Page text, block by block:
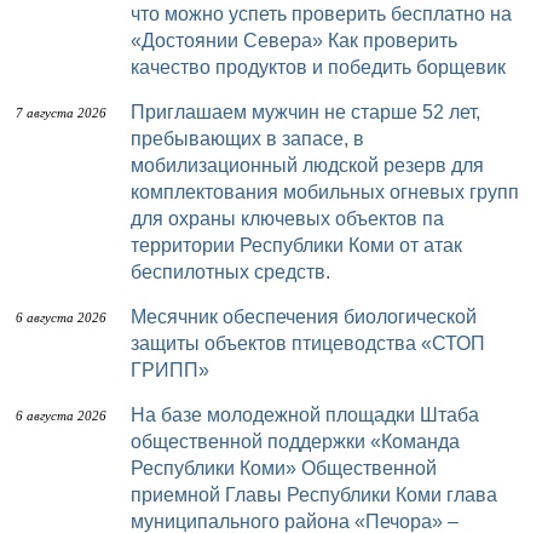
что можно успеть проверить бесплатно на
«Достоянии Севера» Как проверить
качество продуктов и победить борщевик
7 августа 2026
Приглашаем мужчин не старше 52 лет,
пребывающих в запасе, в
мобилизационный людской резерв для
комплектования мобильных огневых групп
для охраны ключевых объектов па
территории Республики Коми от атак
беспилотных средств.
6 августа 2026
Месячник обеспечения биологической
защиты объектов птицеводства «СТОП
ГРИПП»
6 августа 2026
На базе молодежной площадки Штаба
общественной поддержки «Команда
Республики Коми» Общественной
приемной Главы Республики Коми глава
муниципального района «Печора» –